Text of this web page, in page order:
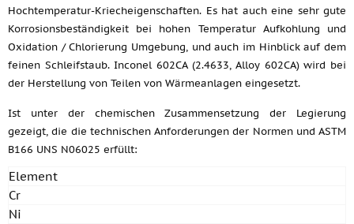
Hochtemperatur-Kriecheigenschaften. Es hat auch eine sehr gute
Korrosionsbeständigkeit bei hohen Temperatur Aufkohlung und
Oxidation / Chlorierung Umgebung, und auch im Hinblick auf dem
feinen Schleifstaub. Inconel 602CA (2.4633, Alloy 602CA) wird bei
der Herstellung von Teilen von Wärmeanlagen eingesetzt.
Ist unter der chemischen Zusammensetzung der Legierung
gezeigt, die die technischen Anforderungen der Normen und ASTM
B166 UNS N06025 erfüllt:
Element
Cr
Ni